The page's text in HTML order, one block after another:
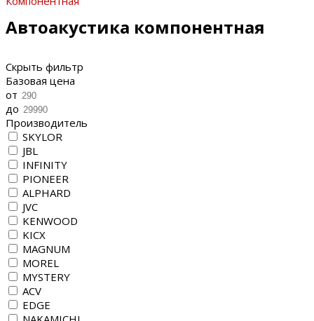
Автоакустика компонентная
Скрыть фильтр
Базовая цена
от
до
Производитель
SKYLOR
JBL
INFINITY
PIONEER
ALPHARD
JVC
KENWOOD
KICX
MAGNUM
MOREL
MYSTERY
ACV
EDGE